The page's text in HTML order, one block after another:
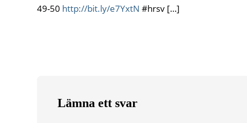
49-50 http://bit.ly/e7YxtN #hrsv […]
Lämna ett svar